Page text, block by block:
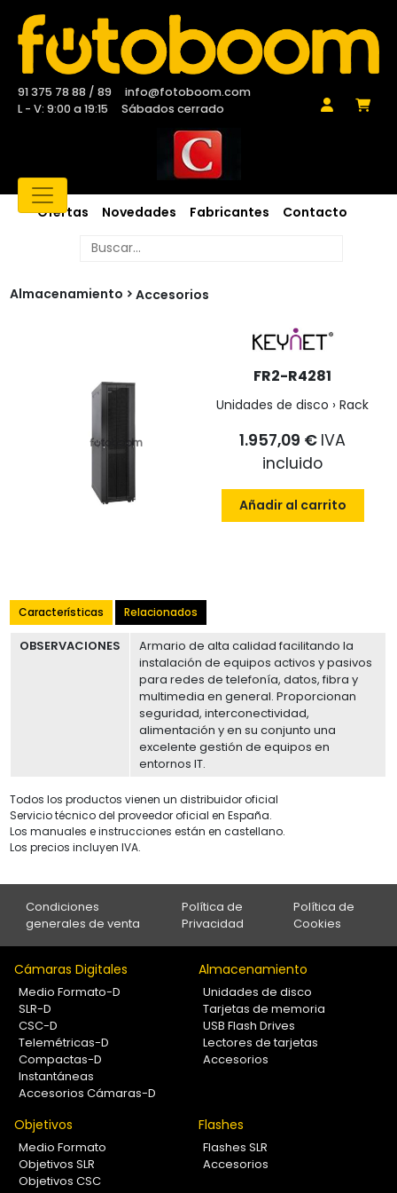
91 375 78 88 / 89
info@fotoboom.com
L - V: 9:00 a 19:15
Sábados cerrado
Ofertas Novedades Fabricantes Contacto
Almacenamiento Accesorios
FR2-R4281
Unidades de disco › Rack
1.957,09 € IVA
incluido
Añadir al carrito
Características Relacionados
OBSERVACIONES
Armario de alta calidad facilitando la
instalación de equipos activos y pasivos
para redes de telefonía, datos, fibra y
multimedia en general. Proporcionan
seguridad, interconectividad,
alimentación y en su conjunto una
excelente gestión de equipos en
entornos IT.
Todos los productos vienen un distribuidor oficial
Servicio técnico del proveedor oficial en España.
Los manuales e instrucciones están en castellano.
Los precios incluyen IVA.
Condiciones
generales de venta
Política de
Privacidad
Política de
Cookies
Cámaras Digitales
Medio Formato-D
SLR-D
CSC-D
Telemétricas-D
Compactas-D
Instantáneas
Accesorios Cámaras-D
Almacenamiento
Unidades de disco
Tarjetas de memoria
USB Flash Drives
Lectores de tarjetas
Accesorios
Objetivos
Medio Formato
Objetivos SLR
Objetivos CSC
Flashes
Flashes SLR
Accesorios